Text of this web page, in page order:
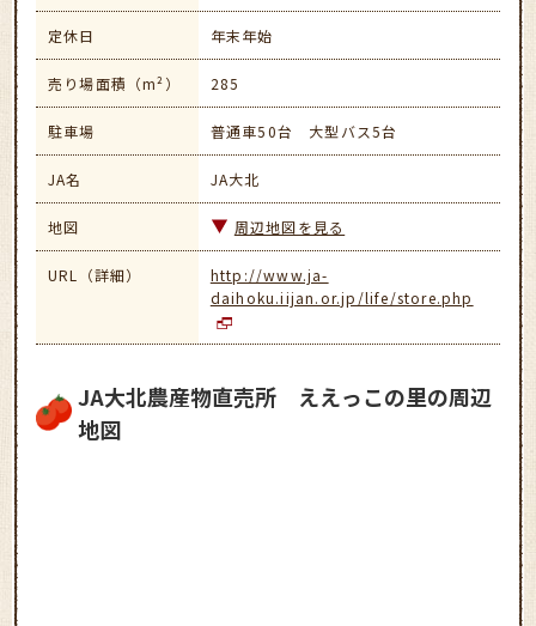
定休日 年末年始
売り場面積（m²） 285
駐車場 普通車50台 大型バス5台
JA名 JA大北
地図 周辺地図を見る
URL（詳細）
http://www.ja-
daihoku.iijan.or.jp/life/store.php
JA大北農産物直売所 ええっこの里の周辺
地図